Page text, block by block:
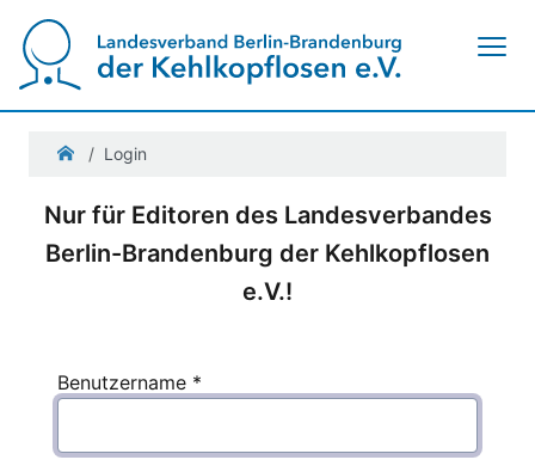
Login
Nur für Editoren des Landesverbandes
Berlin-Brandenburg der Kehlkopflosen
e.V.!
Benutzername *